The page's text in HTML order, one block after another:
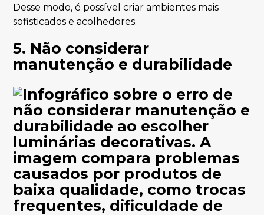
Desse modo, é possível criar ambientes mais
sofisticados e acolhedores.
5. Não considerar
manutenção e durabilidade